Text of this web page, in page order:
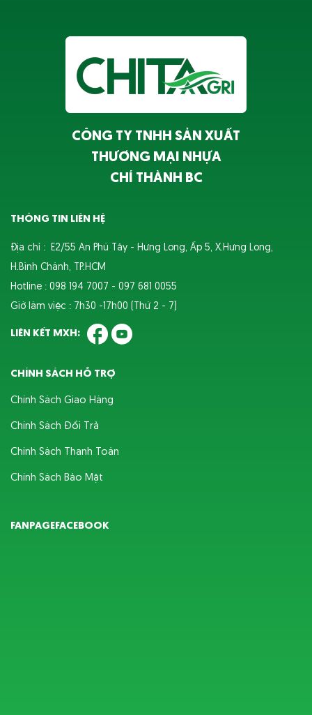
CÔNG TY TNHH SẢN XUẤT
THƯƠNG MẠI NHỰA
CHÍ THÀNH BC
THÔNG TIN LIÊN HỆ
Địa chỉ : E2/55 An Phú Tây - Hưng Long, Ấp 5, X.Hưng Long,
H.Bình Chánh, TP.HCM
Hotline : 098 194 7007 - 097 681 0055
Giờ làm việc : 7h30 -17h00 (Thứ 2 - 7)
LIÊN KẾT MXH:
CHÍNH SÁCH HỖ TRỢ
Chính Sách Giao Hàng
Chính Sách Đổi Trả
Chính Sách Thanh Toán
Chính Sách Bảo Mật
FANPAGEFACEBOOK